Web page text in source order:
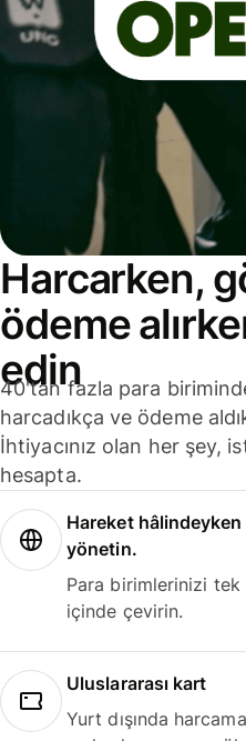
Harcarken,
ödeme
edin
40'tan fazla para
harcadıkça ve ödeme
İhtiyacınız olan her şey,
hesapta.
Hareket hâlindeyken
yönetin.
Para birimlerinizi
içinde çevirin.
Uluslararası kart
Yurt dışında